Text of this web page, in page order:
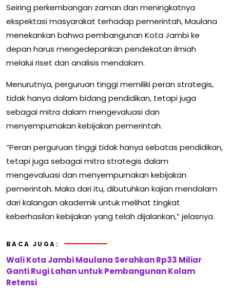
Seiring perkembangan zaman dan meningkatnya
ekspektasi masyarakat terhadap pemerintah, Maulana
menekankan bahwa pembangunan Kota Jambi ke
depan harus mengedepankan pendekatan ilmiah
melalui riset dan analisis mendalam.
Menurutnya, perguruan tinggi memiliki peran strategis,
tidak hanya dalam bidang pendidikan, tetapi juga
sebagai mitra dalam mengevaluasi dan
menyempurnakan kebijakan pemerintah.
“Peran perguruan tinggi tidak hanya sebatas pendidikan,
tetapi juga sebagai mitra strategis dalam
mengevaluasi dan menyempurnakan kebijakan
pemerintah. Maka dari itu, dibutuhkan kajian mendalam
dari kalangan akademik untuk melihat tingkat
keberhasilan kebijakan yang telah dijalankan,” jelasnya.
BACA JUGA:
Wali Kota Jambi Maulana Serahkan Rp33 Miliar
Ganti Rugi Lahan untuk Pembangunan Kolam
Retensi